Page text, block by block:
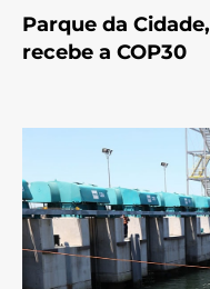
Parque da
recebe a COP30